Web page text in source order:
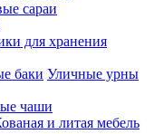
сараи
для хранения
Уличные урны
чаши
и литая мебель